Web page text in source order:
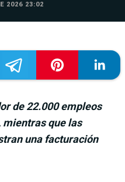
2026 23:02
de 22.000 empleos
mientras que las
una facturación